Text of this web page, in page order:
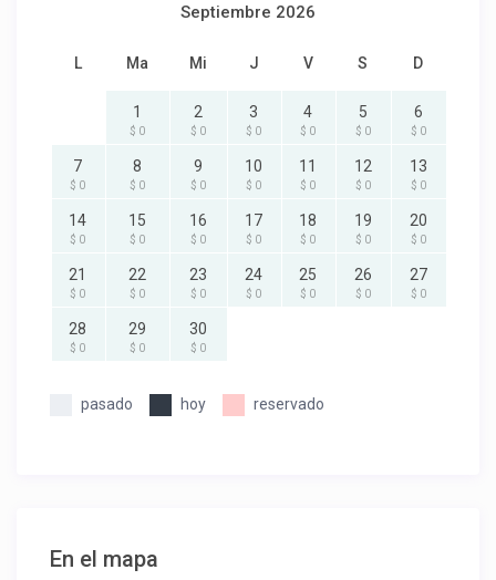
Septiembre 2026
L Ma Mi J V S D
1
$ 0
2
$ 0
3
$ 0
4
$ 0
5
$ 0
6
$ 0
7
$ 0
8
$ 0
9
$ 0
10
$ 0
11
$ 0
12
$ 0
13
$ 0
14
$ 0
15
$ 0
16
$ 0
17
$ 0
18
$ 0
19
$ 0
20
$ 0
21
$ 0
22
$ 0
23
$ 0
24
$ 0
25
$ 0
26
$ 0
27
$ 0
28
$ 0
29
$ 0
30
$ 0
pasado hoy reservado
En el mapa